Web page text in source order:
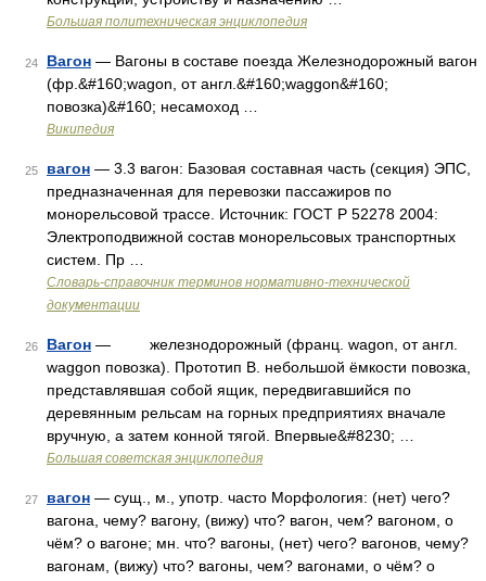
Большая политехническая энциклопедия
24 Вагон — Вагоны в составе поезда Железнодорожный вагон
(фр.&#160;wagon, от англ.&#160;waggon&#160;
повозка)&#160; несамоход …
Википедия
25 вагон — 3.3 вагон: Базовая составная часть (секция) ЭПС,
предназначенная для перевозки пассажиров по
монорельсовой трассе. Источник: ГОСТ Р 52278 2004:
Электроподвижной состав монорельсовых транспортных
систем. Пр …
Словарь-справочник терминов нормативно-технической
документации
26 Вагон — железнодорожный (франц. wagon, от англ.
waggon повозка). Прототип В. небольшой ёмкости повозка,
представлявшая собой ящик, передвигавшийся по
деревянным рельсам на горных предприятиях вначале
вручную, а затем конной тягой. Впервые&#8230; …
Большая советская энциклопедия
27 вагон — сущ., м., употр. часто Морфология: (нет) чего?
вагона, чему? вагону, (вижу) что? вагон, чем? вагоном, о
чём? о вагоне; мн. что? вагоны, (нет) чего? вагонов, чему?
вагонам, (вижу) что? вагоны, чем? вагонами, о чём? о